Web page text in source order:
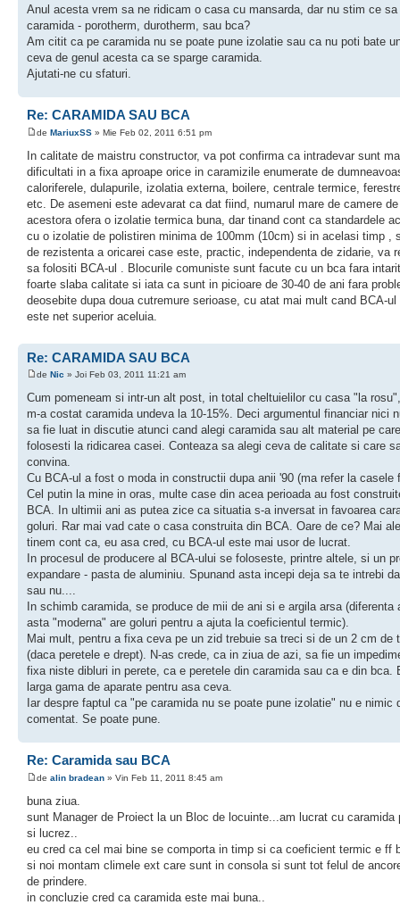
Anul acesta vrem sa ne ridicam o casa cu mansarda, dar nu stim ce
caramida - porotherm, durotherm, sau bca?
Am citit ca pe caramida nu se poate pune izolatie sau ca nu poti bate
ceva de genul acesta ca se sparge caramida.
Ajutati-ne cu sfaturi.
Re: CARAMIDA SAU BCA
de MariuxSS » Mie Feb 02, 2011 6:51 pm
In calitate de maistru constructor, va pot confirma ca intradevar sunt
dificultati in a fixa aproape orice in caramizile enumerate de
caloriferele, dulapurile, izolatia externa, boilere, centrale termice,
etc. De asemeni este adevarat ca dat fiind, numarul mare de camere
acestora ofera o izolatie termica buna, dar tinand cont ca standardele
cu o izolatie de polistiren minima de 100mm (10cm) si in acelasi timp ,
de rezistenta a oricarei case este, practic, independenta de zidarie, va
sa folositi BCA-ul . Blocurile comuniste sunt facute cu un bca fara
foarte slaba calitate si iata ca sunt in picioare de 30-40 de ani fara
deosebite dupa doua cutremure serioase, cu atat mai mult cand BCA-ul
este net superior aceluia.
Re: CARAMIDA SAU BCA
de Nic » Joi Feb 03, 2011 11:21 am
Cum pomeneam si intr-un alt post, in total cheltuielilor cu casa "la
m-a costat caramida undeva la 10-15%. Deci argumentul financiar nici
sa fie luat in discutie atunci cand alegi caramida sau alt material pe
folosesti la ridicarea casei. Conteaza sa alegi ceva de calitate si care
convina.
Cu BCA-ul a fost o moda in constructii dupa anii '90 (ma refer la casele
Cel putin la mine in oras, multe case din acea perioada au fost
BCA. In ultimii ani as putea zice ca situatia s-a inversat in favoarea
goluri. Rar mai vad cate o casa construita din BCA. Oare de ce? Mai
tinem cont ca, eu asa cred, cu BCA-ul este mai usor de lucrat.
In procesul de producere al BCA-ului se foloseste, printre altele, si un
expandare - pasta de aluminiu. Spunand asta incepi deja sa te intrebi
sau nu....
In schimb caramida, se produce de mii de ani si e argila arsa (diferenta
asta "moderna" are goluri pentru a ajuta la coeficientul termic).
Mai mult, pentru a fixa ceva pe un zid trebuie sa treci si de un 2 cm de
(daca peretele e drept). N-as crede, ca in ziua de azi, sa fie un
fixa niste dibluri in perete, ca e peretele din caramida sau ca e din bca.
larga gama de aparate pentru asa ceva.
Iar despre faptul ca "pe caramida nu se poate pune izolatie" nu e nimic
comentat. Se poate pune.
Re: Caramida sau BCA
de alin bradean » Vin Feb 11, 2011 8:45 am
buna ziua.
sunt Manager de Proiect la un Bloc de locuinte...am lucrat cu caramida
si lucrez..
eu cred ca cel mai bine se comporta in timp si ca coeficient termic e ff
si noi montam climele ext care sunt in consola si sunt tot felul de
de prindere.
in concluzie cred ca caramida este mai buna..